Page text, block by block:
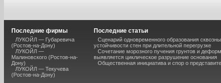
Последние фирмы
ЛУКОЙЛ — Губаревича
(Ростов-на-Дону)
ЛУКОЙЛ —
Малиновского (Ростов-на-
Дону)
ЛУКОЙЛ — Текучева
(Ростов-на-Дону)
Последние статьи
Сценарий одновременного образования
устойчивости стен при длительной перегрузке
Сочетание морозного пучения грунтов и
выявляется циклическое разрушение основания
Общественная инициатива и спор о